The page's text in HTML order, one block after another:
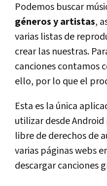
Podemos buscar
géneros y artistas,
varias listas de
crear las nuestras.
canciones contamos
ello, por lo que el
Esta es la única
utilizar desde
libre de derechos de
varias páginas webs
descargar canciones